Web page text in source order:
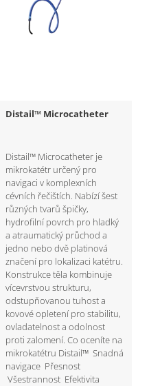
Distail™ Microcatheter
Distail™ Microcatheter je
mikrokatétr určený pro
navigaci v komplexních
cévních řečištích. Nabízí šest
různých tvarů špičky,
hydrofilní povrch pro hladký
a atraumatický průchod a
jedno nebo dvě platinová
značení pro lokalizaci katétru.
Konstrukce těla kombinuje
vícevrstvou strukturu,
odstupňovanou tuhost a
kovové opletení pro stabilitu,
ovladatelnost a odolnost
proti zalomení. Co oceníte na
mikrokatétru Distail™ Snadná
navigace Přesnost
Všestrannost Efektivita